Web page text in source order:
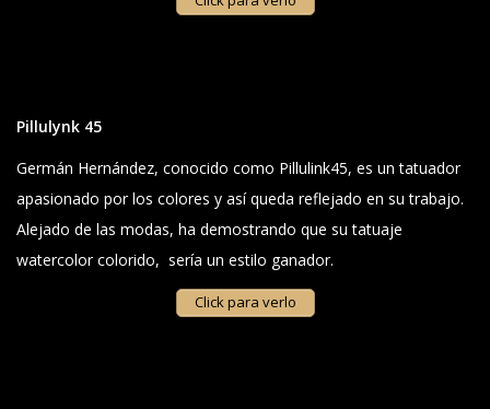
Pillulynk 45
Germán Hernández, conocido como Pillulink45, es un tatuador
apasionado por los colores y así queda reflejado en su trabajo.
Alejado de las modas, ha demostrando que su tatuaje
watercolor colorido, sería un estilo ganador.
Click para verlo